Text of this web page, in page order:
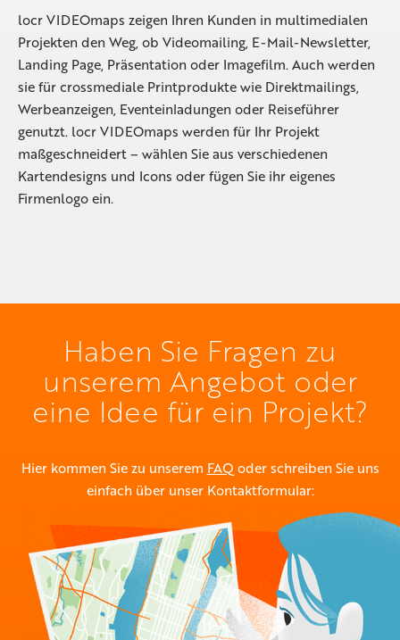
locr VIDEOmaps zeigen Ihren Kunden in multimedialen
Projekten den Weg, ob Videomailing, E-Mail-Newsletter,
Landing Page, Präsentation oder Imagefilm. Auch werden
sie für crossmediale Printprodukte wie Direktmailings,
Werbeanzeigen, Eventeinladungen oder Reiseführer
genutzt. locr VIDEOmaps werden für Ihr Projekt
maßgeschneidert – wählen Sie aus verschiedenen
Kartendesigns und Icons oder fügen Sie ihr eigenes
Firmenlogo ein.
Haben Sie Fragen zu
unserem Angebot oder
eine Idee für ein Projekt?
Hier kommen Sie zu unserem FAQ oder schreiben Sie uns
einfach über unser Kontaktformular: